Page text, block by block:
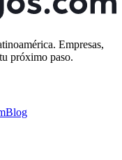
Empresas,
próximo paso.
Blog